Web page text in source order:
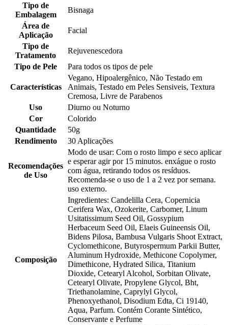
Tipo de
Embalagem
Bisnaga
Área de
Aplicação
Facial
Tipo de
Tratamento
Rejuvenescedora
Tipo de Pele
Para todos os tipos de pele
Características
Vegano, Hipoalergênico, Não Testado em
Animais, Testado em Peles Sensiveis, Textura
Cremosa, Livre de Parabenos
Uso
Diurno ou Noturno
Cor
Colorido
Quantidade
50g
Rendimento
30 Aplicações
Recomendações
de Uso
Modo de usar: Com o rosto limpo e seco aplicar
e esperar agir por 15 minutos. enxágue o rosto
com água, retirando todos os resíduos.
Recomenda-se o uso de 1 a 2 vez por semana.
uso externo.
Composição
Ingredientes: Candelilla Cera, Copernicia
Cerifera Wax, Ozokerite, Carbomer, Linum
Usitatissimum Seed Oil, Gossypium
Herbaceum Seed Oil, Elaeis Guineensis Oil,
Bidens Pilosa, Bambusa Vulgaris Shoot Extract,
Cyclomethicone, Butyrospermum Parkii Butter,
Aluminum Hydroxide, Methicone Copolymer,
Dimethicone, Hydrated Silica, Titanium
Dioxide, Cetearyl Alcohol, Sorbitan Olivate,
Cetearyl Olivate, Propylene Glycol, Bht,
Triethanolamine, Caprylyl Glycol,
Phenoxyethanol, Disodium Edta, Ci 19140,
Aqua, Parfum. Contém Corante Sintético,
Conservante e Perfume